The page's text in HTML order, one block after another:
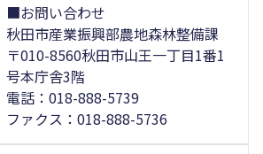
■お問い合わせ
秋田市産業振興部農地森林整備課
〒010-8560秋田市山王一丁目1番1
号本庁舎3階
電話：018-888-5739
ファクス：018-888-5736